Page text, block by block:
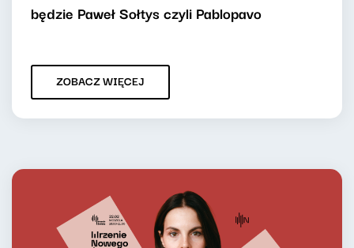
będzie Paweł Sołtys czyli Pablopavo
ZOBACZ WIĘCEJ